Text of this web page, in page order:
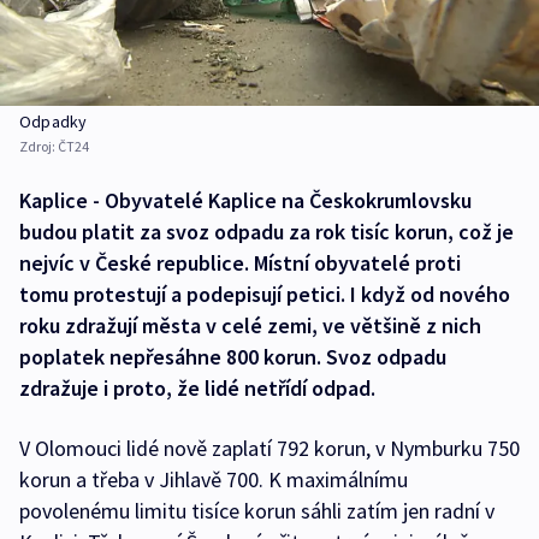
Odpadky
Zdroj: ČT24
Kaplice - Obyvatelé Kaplice na Českokrumlovsku
budou platit za svoz odpadu za rok tisíc korun, což je
nejvíc v České republice. Místní obyvatelé proti
tomu protestují a podepisují petici. I když od nového
roku zdražují města v celé zemi, ve většině z nich
poplatek nepřesáhne 800 korun. Svoz odpadu
zdražuje i proto, že lidé netřídí odpad.
V Olomouci lidé nově zaplatí 792 korun, v Nymburku 750
korun a třeba v Jihlavě 700. K maximálnímu
povolenému limitu tisíce korun sáhli zatím jen radní v